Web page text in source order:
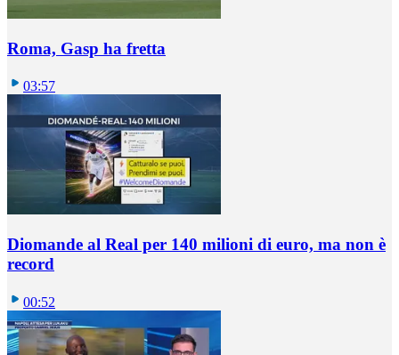
Roma, Gasp ha fretta
03:57
Diomande al Real per 140 milioni di euro, ma non è
record
00:52